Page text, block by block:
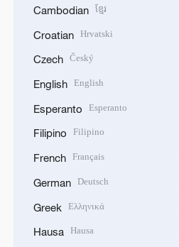
Cambodian ខ្មែរ
Croatian Hrvatski
Czech Český
English English
Esperanto Esperanto
Filipino Filipino
French Français
German Deutsch
Greek Ελληνικά
Hausa Hausa